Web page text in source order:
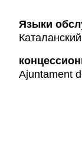
Языки
Ajuntament